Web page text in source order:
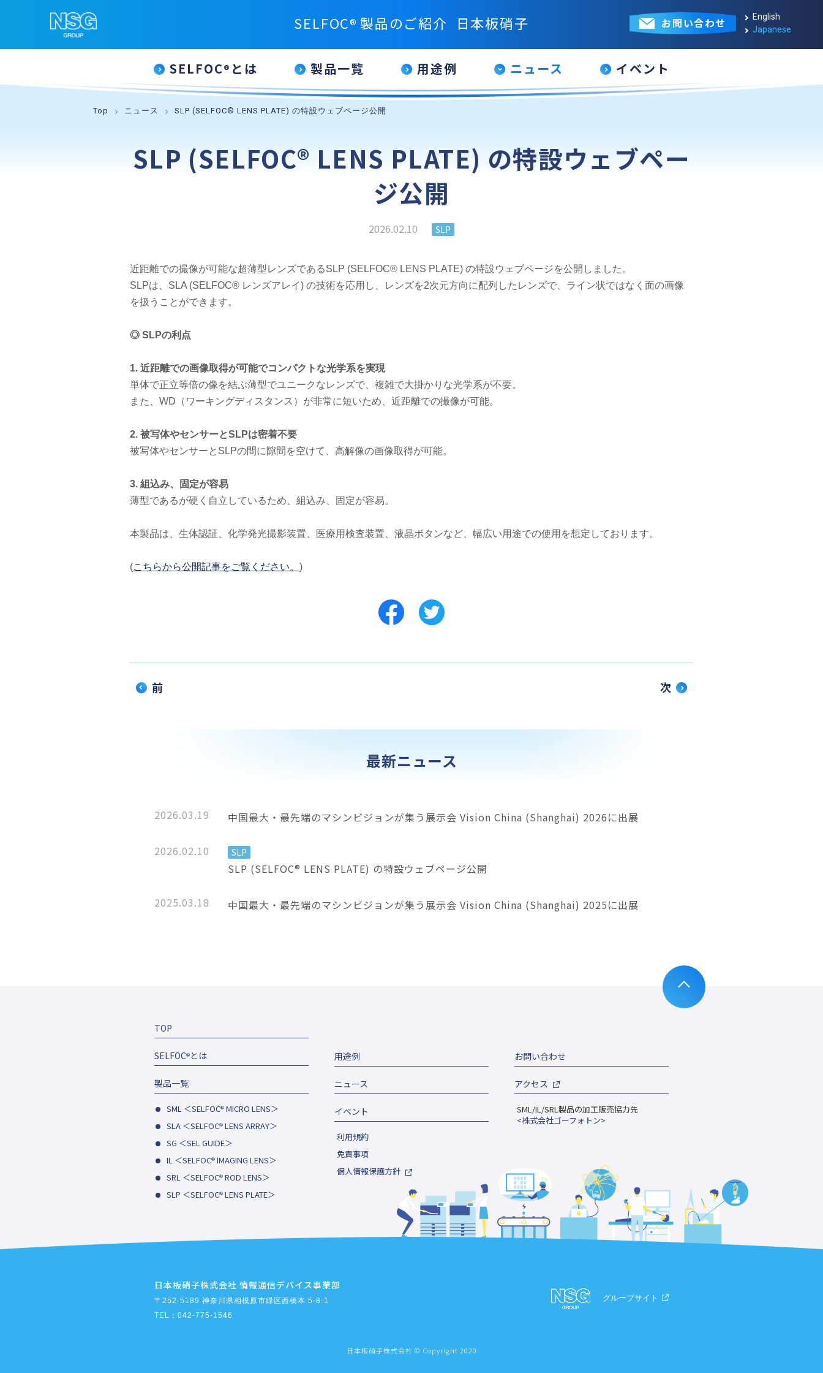
SELFOC® 製品のご紹介 日本板硝子 お問い合わせ
English
Japanese
SELFOC ® とは 製品一覧 用途例 ニュース イベント
Top ニュース SLP (SELFOC® LENS PLATE) の特設ウェブページ公開
SLP (SELFOC® LENS PLATE) の特設ウェブペー
ジ公開
2026.02.10 SLP
近距離での撮像が可能な超薄型レンズであるSLP (SELFOC® LENS PLATE) の特設ウェブページを公開しました。
SLPは、SLA (SELFOC® レンズアレイ) の技術を応用し、レンズを2次元方向に配列したレンズで、ライン状ではなく面の画像
を扱うことができます。
◎ SLPの利点
1. 近距離での画像取得が可能でコンパクトな光学系を実現
単体で正立等倍の像を結ぶ薄型でユニークなレンズで、複雑で大掛かりな光学系が不要。
また、WD（ワーキングディスタンス）が非常に短いため、近距離での撮像が可能。
2. 被写体やセンサーとSLPは密着不要
被写体やセンサーとSLPの間に隙間を空けて、高解像の画像取得が可能。
3. 組込み、固定が容易
薄型であるが硬く自立しているため、組込み、固定が容易。
本製品は、生体認証、化学発光撮影装置、医療用検査装置、液晶ボタンなど、幅広い用途での使用を想定しております。
(こちらから公開記事をご覧ください。 )
前 次
最新ニュース
2026.03.19 中国最大・最先端のマシンビジョンが集う展示会 Vision China (Shanghai) 2026に出展
2026.02.10 SLP
SLP (SELFOC® LENS PLATE) の特設ウェブページ公開
2025.03.18 中国最大・最先端のマシンビジョンが集う展示会 Vision China (Shanghai) 2025に出展
TOP
SELFOC® とは
製品一覧
SML ＜SELFOC® MICRO LENS＞
SLA ＜SELFOC® LENS ARRAY＞
SG ＜SEL GUIDE＞
IL ＜SELFOC® IMAGING LENS＞
SRL ＜SELFOC® ROD LENS＞
SLP ＜SELFOC® LENS PLATE＞
用途例
ニュース
イベント
利用規約
免責事項
個人情報保護方針
お問い合わせ
アクセス
SML/IL/SRL製品の加工販売協力先
<株式会社ゴーフォトン>
日本板硝子株式会社 情報通信デバイス事業部
〒252-5189 神奈川県相模原市緑区西橋本 5-8-1
TEL：042-775-1546
グループサイト
日本板硝子株式会社 © Copyright 2020